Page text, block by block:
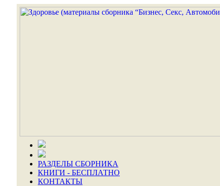
РАЗДЕЛЫ СБОРНИКА
КНИГИ - БЕСПЛАТНО
КОНТАКТЫ